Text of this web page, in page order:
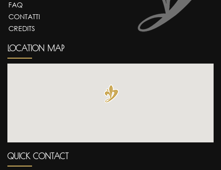
FAQ
CONTATTI
CREDITS
LOCATION MAP
QUICK CONTACT